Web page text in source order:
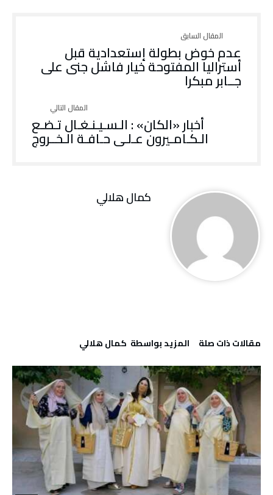
عدم خوض بطولة إستعدادية قبل
أستراليا المفتوحة خيار فاشل جنى على
جــابر مبكرا
أخبار «الكان» : الـسـيـنـغـال تـضـع
الـكـامـيرون عـلـى حـافـة الـخــروج
كمال هلالي
‫مقالات ذات صلة‬ ‫‫المزيد بواسطة‬ ‬ كمال هلالي